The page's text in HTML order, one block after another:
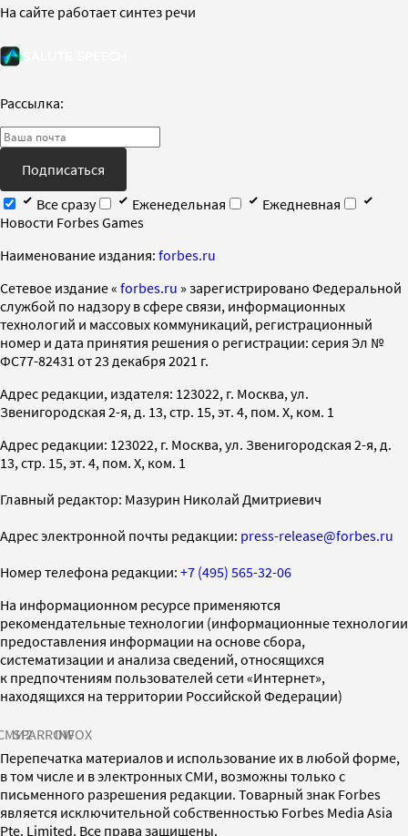
На сайте работает синтез речи
Рассылка:
Подписаться
Все сразу
Еженедельная
Ежедневная
Новости Forbes Games
Наименование издания: forbes.ru
Cетевое издание « forbes.ru » зарегистрировано Федеральной
службой по надзору в сфере связи, информационных
технологий и массовых коммуникаций, регистрационный
номер и дата принятия решения о регистрации: серия Эл №
ФС77-82431 от 23 декабря 2021 г.
Адрес редакции, издателя: 123022, г. Москва, ул.
Звенигородская 2-я, д. 13, стр. 15, эт. 4, пом. X, ком. 1
Адрес редакции: 123022, г. Москва, ул. Звенигородская 2-я, д.
13, стр. 15, эт. 4, пом. X, ком. 1
Главный редактор: Мазурин Николай Дмитриевич
Адрес электронной почты редакции: press-release@forbes.ru
Номер телефона редакции: +7 (495) 565-32-06
На информационном ресурсе применяются
рекомендательные технологии (информационные технологии
предоставления информации на основе сбора,
систематизации и анализа сведений, относящихся
к предпочтениям пользователей сети «Интернет»,
находящихся на территории Российской Федерации)
SPARROWINFOX
Перепечатка материалов и использование их в любой форме,
в том числе и в электронных СМИ, возможны только с
письменного разрешения редакции. Товарный знак Forbes
является исключительной собственностью Forbes Media Asia
Pte. Limited. Все права защищены.